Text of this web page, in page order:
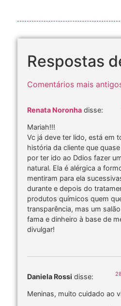
Respostas
Comentários mais
Renata Noronha disse:
Mariah!!!
Vc já deve ter lido, está em
história da cliente que
por ter ido ao Ddios fazer
natural. Ela é alérgica a
mentiram para ela
durante e depois do
produtos químicos quem
transparência, mas um
fama e dinheiro à base de
divulgar!
Daniela Rossi disse:
Meninas, muito cuidado ao